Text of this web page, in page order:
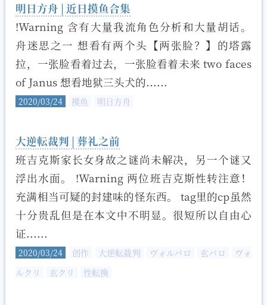
明日方舟 | 近日摸鱼合集
!Warning 含有大量我流角色分析和大量胡话。
舟迷思之一 想看有两个头【两张脸？】的塔露
拉，一张脸看着过去，一张脸看着未来 two faces
of Janus 想看地狱三头犬的......
2020/03/24 摸鱼 明日方舟
大逆転裁判 | 葬礼之前
班吉克斯家长女身故之谜尚未解决，另一个谜又
浮出水面。 !Warning 两位班吉克斯性转注意！
充满相当可疑的封建味的怪东西。 tag里的cp虽然
十分贵乱但是在本文中不明显。很短所以自由心
证......
2020/03/24 创作 大逆転裁判 ヴォルバロ 玄バロ
ヴォ
ルクリ
玄クリ 性転換